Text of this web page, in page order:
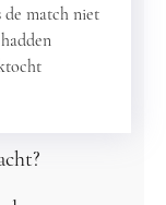
de match niet